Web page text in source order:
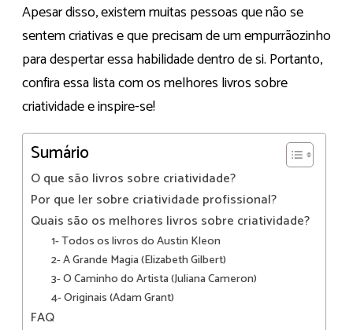
Apesar disso, existem muitas pessoas que não se
sentem criativas e que precisam de um empurrãozinho
para despertar essa habilidade dentro de si. Portanto,
confira essa lista com os melhores livros sobre
criatividade e inspire-se!
Sumário
O que são livros sobre criatividade?
Por que ler sobre criatividade profissional?
Quais são os melhores livros sobre criatividade?
1- Todos os livros do Austin Kleon
2- A Grande Magia (Elizabeth Gilbert)
3- O Caminho do Artista (Juliana Cameron)
4- Originais (Adam Grant)
FAQ